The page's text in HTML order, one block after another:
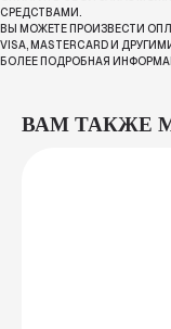
СРЕДСТВАМИ.
ВЫ МОЖЕТЕ ПРОИЗВЕСТИ
VISA, MASTERCARD И
БОЛЕЕ ПОДРОБНАЯ
ВАМ ТАКЖЕ